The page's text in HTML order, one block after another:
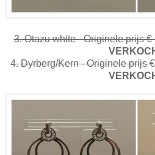
3. Otazu white - Originele prijs
4. Dyrberg/Kern - Originele prijs